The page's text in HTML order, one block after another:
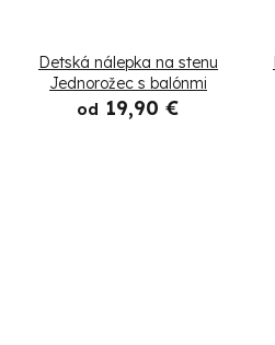
Detská nálepka na stenu
Jednorožec s balónmi
od 19,90 €